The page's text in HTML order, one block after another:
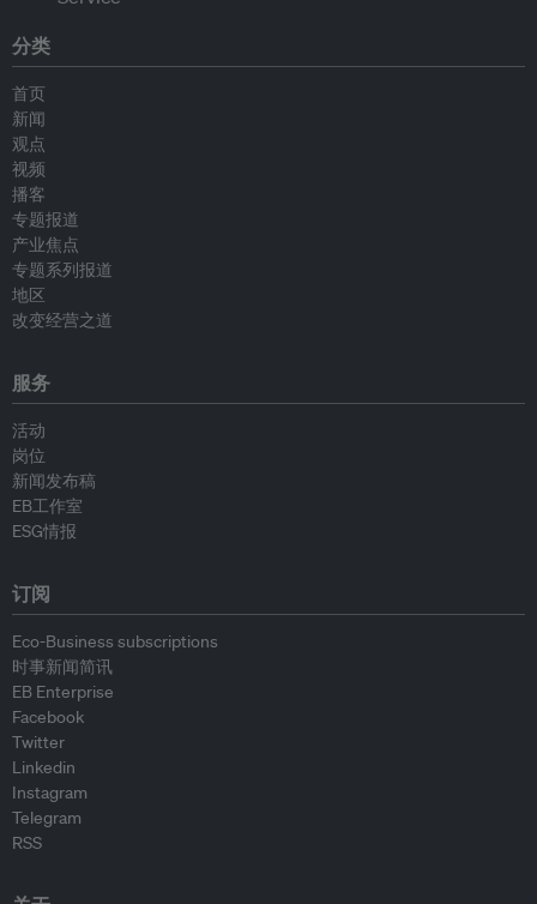
分类
首页
新闻
观点
视频
播客
专题报道
产业焦点
专题系列报道
地区
改变经营之道
服务
活动
岗位
新闻发布稿
EB工作室
ESG情报
订阅
Eco-Business subscriptions
时事新闻简讯
EB Enterprise
Facebook
Twitter
Linkedin
Instagram
Telegram
RSS